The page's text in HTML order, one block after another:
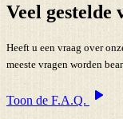
Veel gestelde
Heeft u een vraag over
meeste vragen worden
Toon de F.A.Q.